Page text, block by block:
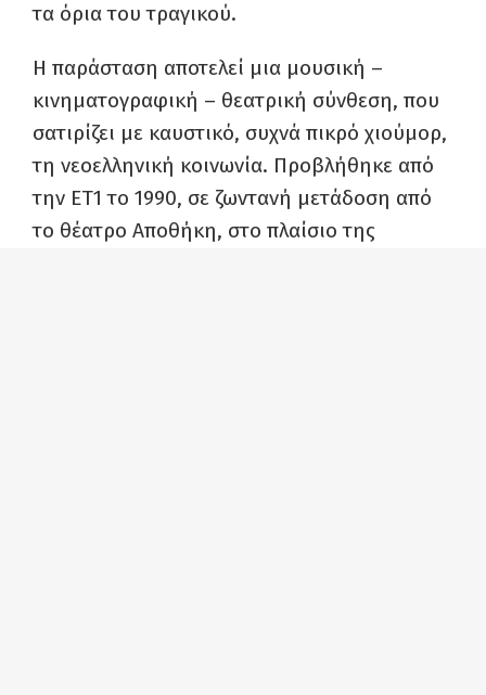
τα όρια του τραγικού.
Η παράσταση αποτελεί μια μουσική –
κινηματογραφική – θεατρική σύνθεση, που
σατιρίζει με καυστικό, συχνά πικρό χιούμορ,
τη νεοελληνική κοινωνία. Προβλήθηκε από
την ΕΤ1 το 1990, σε ζωντανή μετάδοση από
το θέατρο Αποθήκη, στο πλαίσιο της